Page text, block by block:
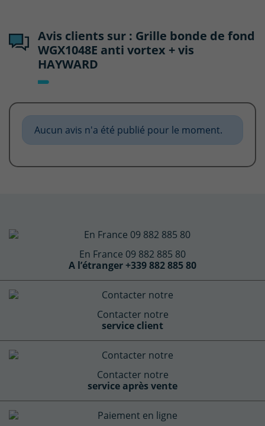
Avis clients sur : Grille bonde de fond
WGX1048E anti vortex + vis
HAYWARD
Aucun avis n'a été publié pour le moment.
En France 09 882 885 80
A l’étranger +339 882 885 80
Contacter notre
service client
Contacter notre
service après vente